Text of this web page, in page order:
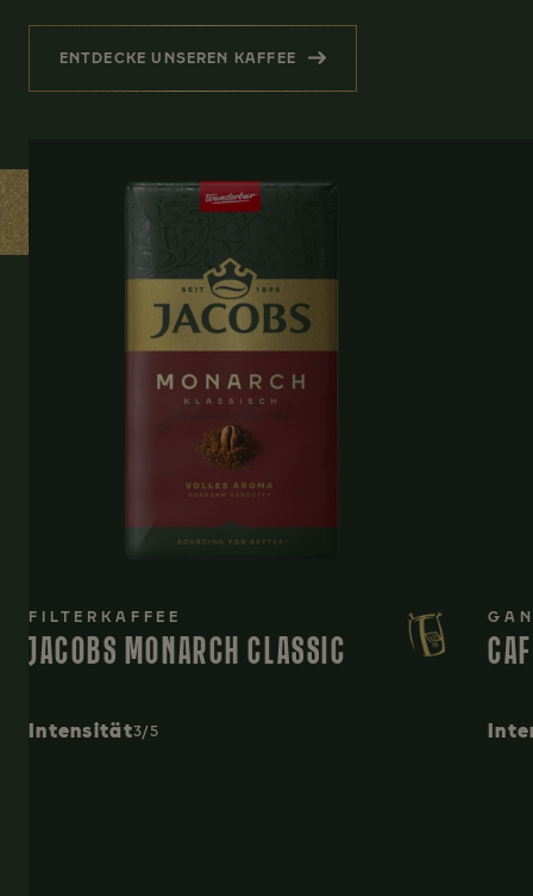
ENTDECKE UNSEREN KAFFEE
FILTERKAFFEE
JACOBS MONARCH CLASSIC
Intensität3/5